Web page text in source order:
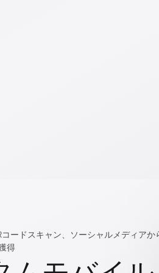
ードスキャン、ソーシャルメディアか
得